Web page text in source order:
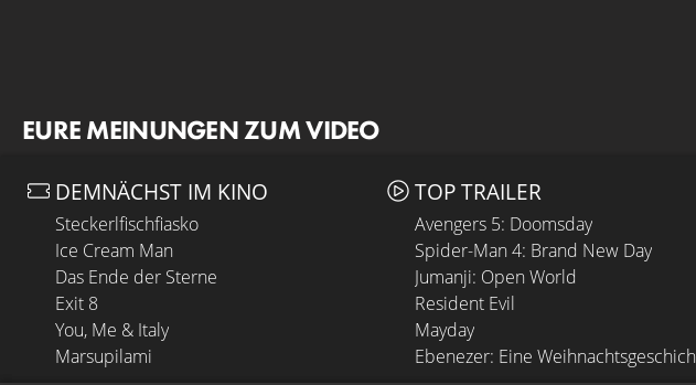
EURE MEINUNGEN ZUM VIDEO
DEMNÄCHST IM KINO
Steckerlfischfiasko
Ice Cream Man
Das Ende der Sterne
Exit 8
You, Me & Italy
Marsupilami
TOP TRAILER
Avengers 5: Doomsday
Spider-Man 4: Brand New Day
Jumanji: Open World
Resident Evil
Mayday
Ebenezer: Eine